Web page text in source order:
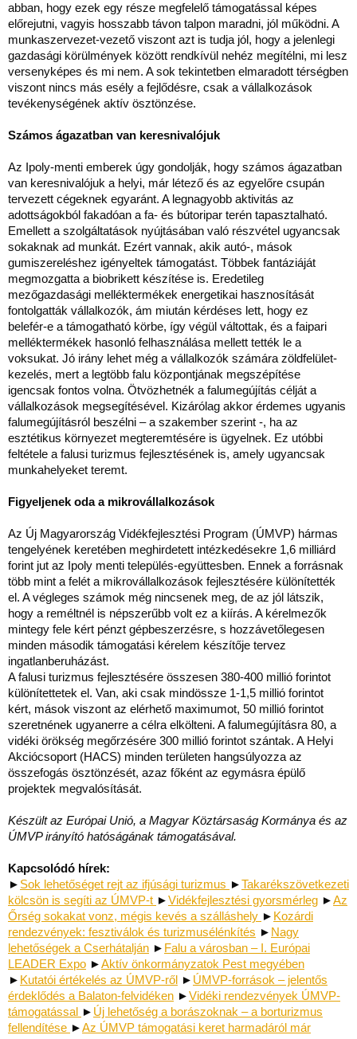
abban, hogy ezek egy része megfelelő támogatással képes
előrejutni, vagyis hosszabb távon talpon maradni, jól működni. A
munkaszervezet-vezető viszont azt is tudja jól, hogy a jelenlegi
gazdasági körülmények között rendkívül nehéz megítélni, mi lesz
versenyképes és mi nem. A sok tekintetben elmaradott térségben
viszont nincs más esély a fejlődésre, csak a vállalkozások
tevékenységének aktív ösztönzése.
Számos ágazatban van keresnivalójuk
Az Ipoly-menti emberek úgy gondolják, hogy számos ágazatban
van keresnivalójuk a helyi, már létező és az egyelőre csupán
tervezett cégeknek egyaránt. A legnagyobb aktivitás az
adottságokból fakadóan a fa- és bútoripar terén tapasztalható.
Emellett a szolgáltatások nyújtásában való részvétel ugyancsak
sokaknak ad munkát. Ezért vannak, akik autó-, mások
gumiszereléshez igényeltek támogatást. Többek fantáziáját
megmozgatta a biobrikett készítése is. Eredetileg
mezőgazdasági melléktermékek energetikai hasznosítását
fontolgatták vállalkozók, ám miután kérdéses lett, hogy ez
belefér-e a támogatható körbe, így végül váltottak, és a faipari
melléktermékek hasonló felhasználása mellett tették le a
voksukat. Jó irány lehet még a vállalkozók számára zöldfelület-
kezelés, mert a legtöbb falu központjának megszépítése
igencsak fontos volna. Ötvözhetnék a falumegújítás célját a
vállalkozások megsegítésével. Kizárólag akkor érdemes ugyanis
falumegújításról beszélni – a szakember szerint -, ha az
esztétikus környezet megteremtésére is ügyelnek. Ez utóbbi
feltétele a falusi turizmus fejlesztésének is, amely ugyancsak
munkahelyeket teremt.
Figyeljenek oda a mikrovállalkozások
Az Új Magyarország Vidékfejlesztési Program (ÚMVP) hármas
tengelyének keretében meghirdetett intézkedésekre 1,6 milliárd
forint jut az Ipoly menti település-együttesben. Ennek a forrásnak
több mint a felét a mikrovállalkozások fejlesztésére különítették
el. A végleges számok még nincsenek meg, de az jól látszik,
hogy a reméltnél is népszerűbb volt ez a kiírás. A kérelmezők
mintegy fele kért pénzt gépbeszerzésre, s hozzávetőlegesen
minden második támogatási kérelem készítője tervez
ingatlanberuházást.
A falusi turizmus fejlesztésére összesen 380-400 millió forintot
különítettetek el. Van, aki csak mindössze 1-1,5 millió forintot
kért, mások viszont az elérhető maximumot, 50 millió forintot
szeretnének ugyanerre a célra elkölteni. A falumegújításra 80, a
vidéki örökség megőrzésére 300 millió forintot szántak. A Helyi
Akciócsoport (HACS) minden területen hangsúlyozza az
összefogás ösztönzését, azaz főként az egymásra épülő
projektek megvalósítását.
Készült az Európai Unió, a Magyar Köztársaság Kormánya és az
ÚMVP irányító hatóságának támogatásával.
Kapcsolódó hírek:
► Sok lehetőséget rejt az ifjúsági turizmus ►Takarékszövetkezeti
kölcsön is segíti az ÚMVP-t ►Vidékfejlesztési gyorsmérleg ►Az
Őrség sokakat vonz, mégis kevés a szálláshely ► Kozárdi
rendezvények: fesztiválok és turizmusélénkítés ► Nagy
lehetőségek a Cserhátalján ► Falu a városban – I. Európai
LEADER Expo ►Aktív önkormányzatok Pest megyében
► Kutatói értékelés az ÚMVP-ről ► ÚMVP-források – jelentős
érdeklődés a Balaton-felvidéken ►Vidéki rendezvények ÚMVP-
támogatással ► Új lehetőség a borászoknak – a borturizmus
fellendítése ►Az ÚMVP támogatási keret harmadáról már